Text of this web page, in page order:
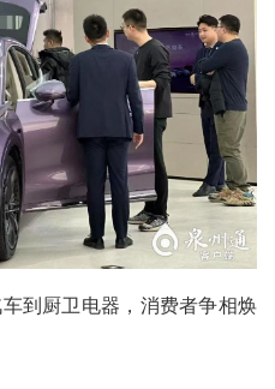
，消费者争相焕